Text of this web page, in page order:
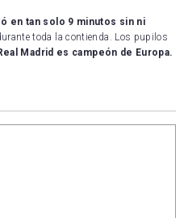
en tan solo 9 minutos sin ni
toda la contienda. Los pupilos
Madrid es campeón de Europa.